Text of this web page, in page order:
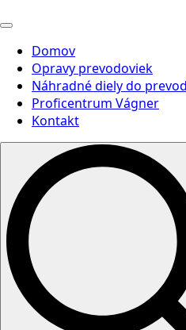
Domov
Opravy prevodoviek
Náhradné diely do
Proficentrum Vágner
Kontakt